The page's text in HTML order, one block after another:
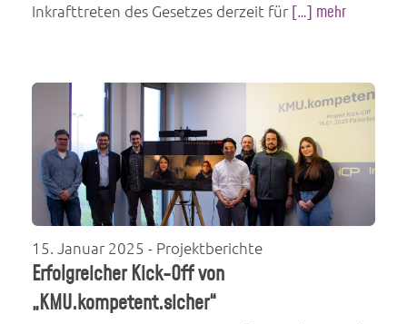
Inkrafttreten des Gesetzes derzeit für[…] mehr
15. Januar 2025 - Projektberichte
Erfolgreicher Kick-Off von
„KMU.kompetent.sicher“